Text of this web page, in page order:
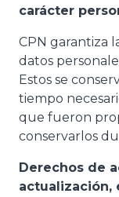
carácter
CPN garantiza
datos
Estos se
tiempo
que fueron
conservarlos
Derechos de
actualización,